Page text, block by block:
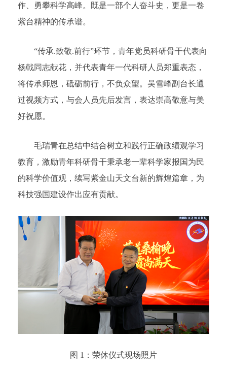
作、勇攀科学高峰。既是一部个人奋斗史，更是一卷
紫台精神的传承谱。
“传承.致敬.前行”环节，青年党员科研骨干代表向
杨戟同志献花，并代表青年一代科研人员郑重表态，
将传承师恩，砥砺前行，不负众望。吴雪峰副台长通
过视频方式，与会人员先后发言，表达崇高敬意与美
好祝愿。
毛瑞青在总结中结合树立和践行正确政绩观学习
教育，激励青年科研骨干秉承老一辈科学家报国为民
的科学价值观，续写紫金山天文台新的辉煌篇章，为
科技强国建设作出应有贡献。
图 1：荣休仪式现场照片